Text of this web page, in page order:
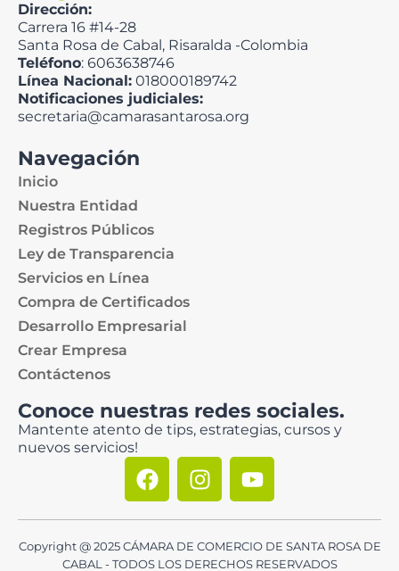
Dirección:
Carrera 16 #14-28
Santa Rosa de Cabal, Risaralda -Colombia
Teléfono: 6063638746
Línea Nacional: 018000189742
Notificaciones judiciales:
secretaria@camarasantarosa.org
Navegación
Inicio
Nuestra Entidad
Registros Públicos
Ley de Transparencia
Servicios en Línea
Compra de Certificados
Desarrollo Empresarial
Crear Empresa
Contáctenos
Conoce nuestras redes sociales.
Mantente atento de tips, estrategias, cursos y
nuevos servicios!
Copyright @ 2025 CÁMARA DE COMERCIO DE SANTA ROSA DE
CABAL - TODOS LOS DERECHOS RESERVADOS